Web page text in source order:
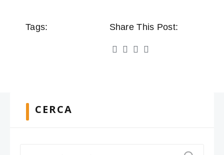
Tags: Share This Post:
CERCA